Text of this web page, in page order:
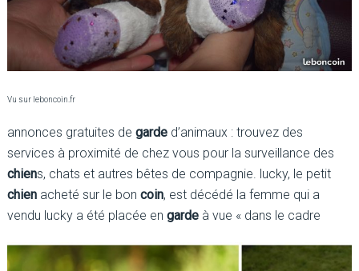
Vu sur leboncoin.fr
annonces gratuites de garded’animaux : trouvez des
services à proximité de chez vous pour la surveillance des
chiens, chats et autres bêtes de compagnie. lucky, le petit
chienacheté sur le bon coin, est décédé la femme qui a
vendu lucky a été placée en gardeà vue « dans le cadre